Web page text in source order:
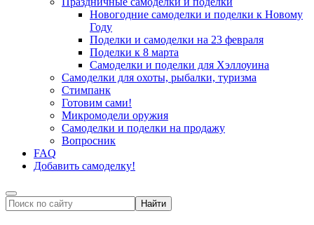
Новогодние самоделки и поделки к Новому
Году
Поделки и самоделки на 23 февраля
Поделки к 8 марта
Самоделки и поделки для Хэллоуина
Самоделки для охоты, рыбалки, туризма
Стимпанк
Готовим сами!
Микромодели оружия
Самоделки и поделки на продажу
Вопросник
FAQ
Добавить самоделку!